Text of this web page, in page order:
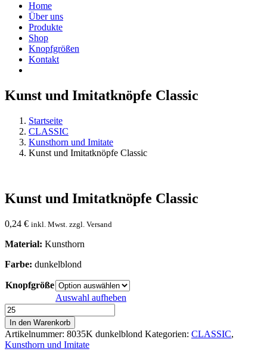
Home
Über uns
Produkte
Shop
Knopfgrößen
Kontakt
Kunst und Imitatknöpfe Classic
Startseite
CLASSIC
Kunsthorn und Imitate
Kunst und Imitatknöpfe Classic
Kunst und Imitatknöpfe Classic
0,24 € inkl. Mwst. zzgl. Versand
Material: Kunsthorn
Farbe: dunkelblond
Knopfgröße
Auswahl aufheben
Kunst
und
Imitatknöpfe
Classic
Menge
In den Warenkorb
Artikelnummer: 8035K dunkelblond Kategorien: CLASSIC,
Kunsthorn und Imitate